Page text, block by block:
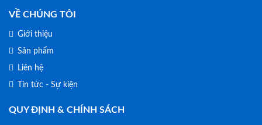
VỀ CHÚNG TÔI
Giới thiệu
Sản phẩm
Liên hệ
Tin tức - Sự kiện
QUY ĐỊNH & CHÍNH SÁCH